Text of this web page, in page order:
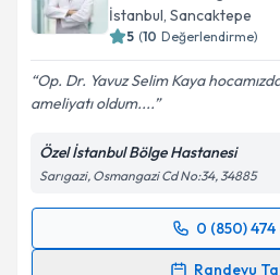
E-posta Adresiniz
Metni'ni okudum ve
kapsamda işlenmesini
Takvim
İstanbul, Sancaktepe
5 (10 Değerlendirme)
Op. Dr. Yavuz Selim Kaya
ameliyatı oldum....
Özel İstanbul Bölge Hastanesi
Sarıgazi, Osmangazi Cd No:34, 34885
0 (850) 474
Randevu
Randevu Takvimi Talebi